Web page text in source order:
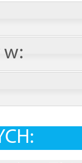
w: